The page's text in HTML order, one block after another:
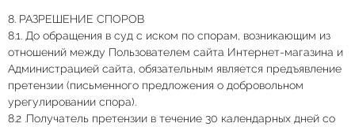
8. РАЗРЕШЕНИЕ СПОРОВ
8.1. До обращения в суд с иском по спорам, возникающим из
отношений между Пользователем сайта Интернет-магазина и
Администрацией сайта, обязательным является предъявление
претензии (письменного предложения о добровольном
урегулировании спора).
8.2 .Получатель претензии в течение 30 календарных дней со